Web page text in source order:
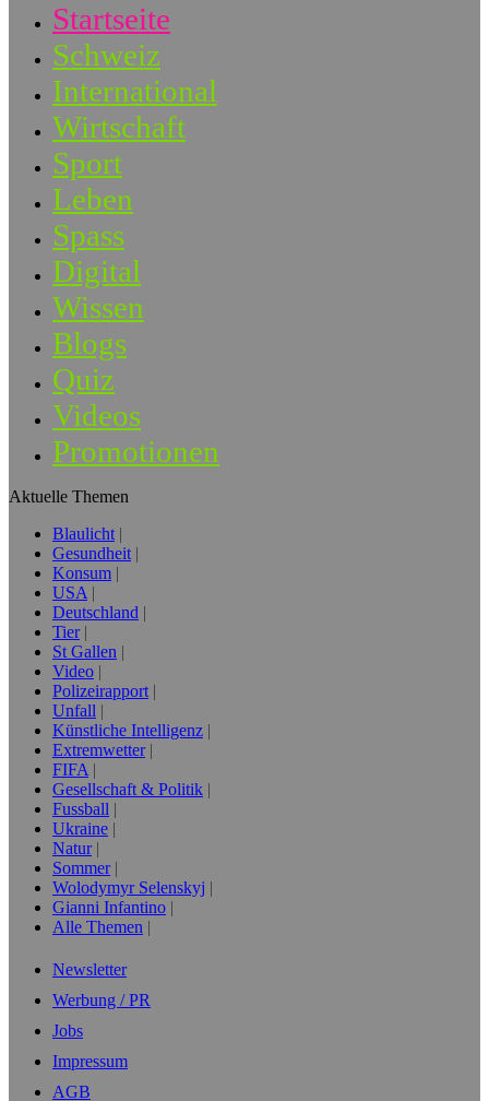
Startseite
Schweiz
International
Wirtschaft
Sport
Leben
Spass
Digital
Wissen
Blogs
Quiz
Videos
Promotionen
Aktuelle Themen
Blaulicht
Gesundheit
Konsum
USA
Deutschland
Tier
St Gallen
Video
Polizeirapport
Unfall
Künstliche Intelligenz
Extremwetter
FIFA
Gesellschaft & Politik
Fussball
Ukraine
Natur
Sommer
Wolodymyr Selenskyj
Gianni Infantino
Alle Themen
Newsletter
Werbung / PR
Jobs
Impressum
AGB